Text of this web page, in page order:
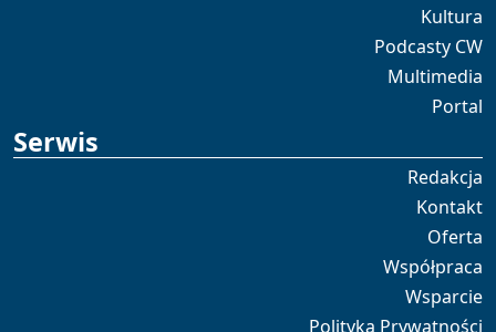
Kultura
Podcasty CW
Multimedia
Portal
Serwis
Redakcja
Kontakt
Oferta
Współpraca
Wsparcie
Polityka Prywatności